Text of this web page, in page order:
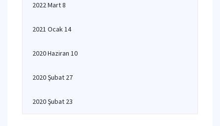
2022 Mart 8
2021 Ocak 14
2020 Haziran 10
2020 Şubat 27
2020 Şubat 23